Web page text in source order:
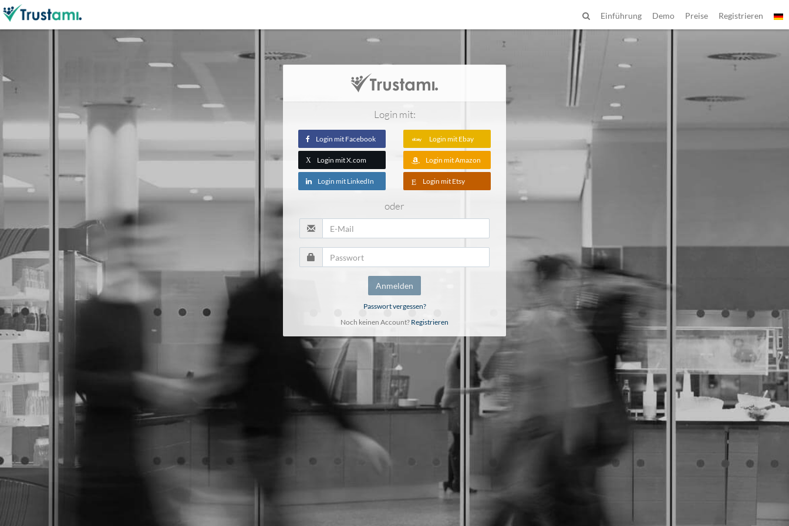
Registrieren
Preise
Demo
Einführung
Login mit:
Login mit Facebook Login mit Ebay
X Login mit X.com Login mit Amazon
Login mit LinkedIn Login mit Etsy
oder
Anmelden
Passwort vergessen?
Noch keinen Account? Registrieren